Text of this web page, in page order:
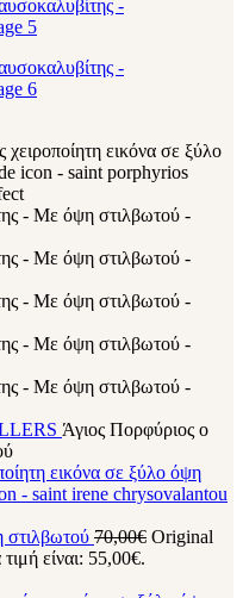
Άγιος Πορφύριος ο
στιλβωτού 70,00€ Original
είναι: 55,00€.